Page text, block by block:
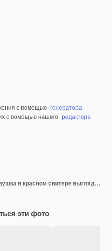
с помощью генератора
с помощью нашего редактора
Шокированная рыжая девушка в красном свитере выглядит удивленной с открытым ртом, держащим голову руками на белом фоне студии
эти фото